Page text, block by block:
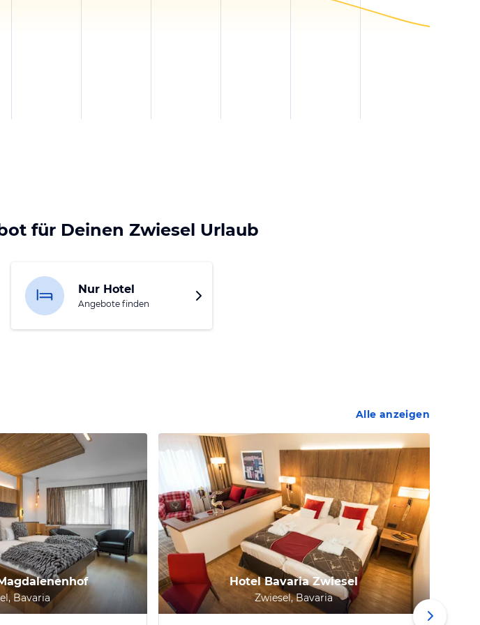
für Deinen Zwiesel Urlaub
Nur Hotel
Angebote finden
Alle anzeigen
Bavaria
Hotel Bavaria Zwiesel
Zwiesel, Bavaria